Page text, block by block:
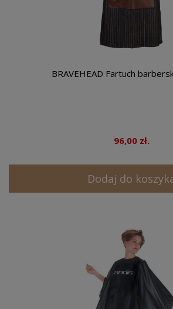
BRAVEHEAD Fartuch
96,00 zł.
Dodaj do